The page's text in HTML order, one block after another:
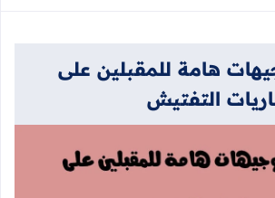
هامة للمقبلين على
التفتيش